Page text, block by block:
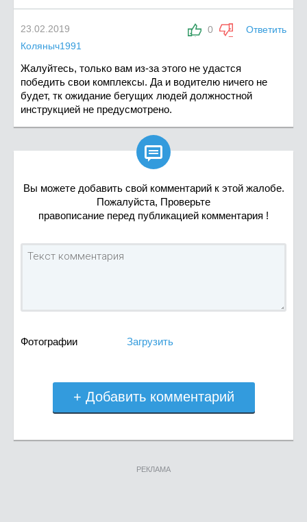
0 Ответить
23.02.2019
Коляныч1991
Жалуйтесь, только вам из-за этого не удастся
победить свои комплексы. Да и водителю ничего не
будет, тк ожидание бегущих людей должностной
инструкцией не предусмотрено.

Вы можете добавить свой комментарий к этой жалобе.
Пожалуйста, Проверьте
правописание перед публикацией комментария !
Фотографии Загрузить
+ Добавить комментарий
РЕКЛАМА